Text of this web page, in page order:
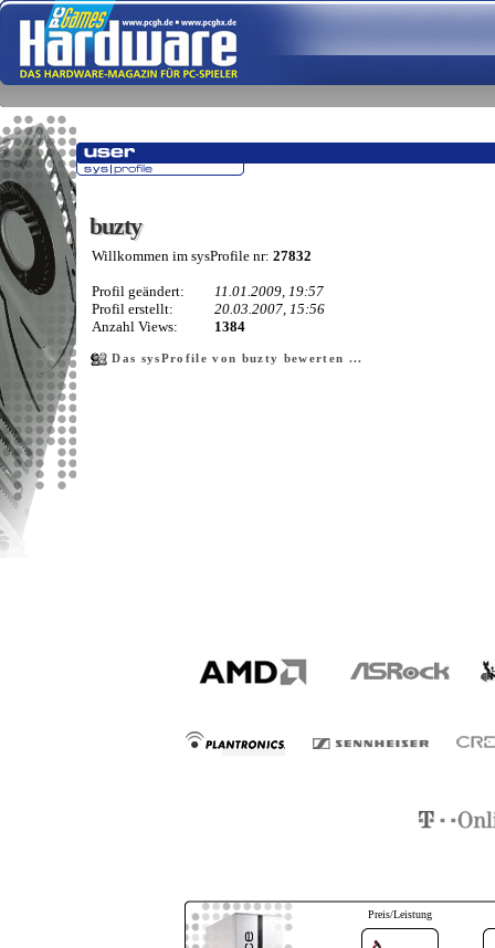
buzty
buzty
Willkommen im sysProfile nr: 27832
Profil geändert:
11.01.2009, 19:57
Profil erstellt:
20.03.2007, 15:56
Anzahl Views:
1384
Das sysProfile von buzty bewerten ...
Preis/Leistung